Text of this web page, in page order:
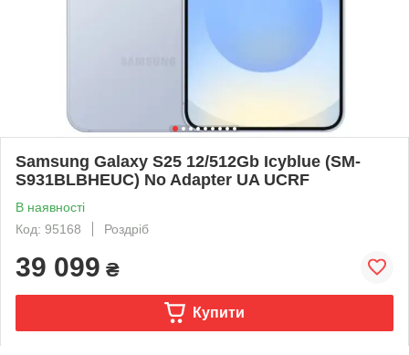
Samsung Galaxy S25 12/512Gb Icyblue (SM-
S931BLBHEUC) No Adapter UA UCRF
В наявності
Код: 95168
Роздріб
39 099 ₴
Купити